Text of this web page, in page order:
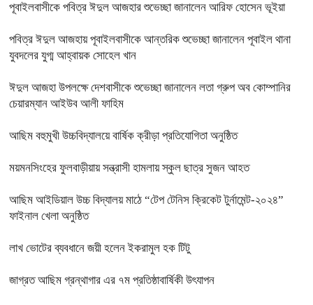
পূবাইলবাসীকে পবিত্র ঈদুল আজহার শুভেচ্ছা জানালেন আরিফ হোসেন ভূইয়া
পবিত্র ঈদুল আজহায় পূবাইলবাসীকে আন্তরিক শুভেচ্ছা জানালেন পূবাইল থানা
যুবদলের যুগ্ম আহ্বায়ক সোহেল খান
ঈদুল আজহা উপলক্ষে দেশবাসীকে শুভেচ্ছা জানালেন লতা গ্রুপ অব কোম্পানির
চেয়ারম্যান আইউব আলী ফাহিম
আছিম বহুমুখী উচ্চবিদ্যালয়ে বার্ষিক ক্রীড়া প্রতিযোগিতা অনুষ্ঠিত
ময়মনসিংহের ফুলবাড়ীয়ায় সন্ত্রাসী হামলায় স্কুল ছাত্র সুজন আহত
আছিম আইডিয়াল উচ্চ বিদ্যালয় মাঠে “টেপ টেনিস ক্রিকেট টুর্নামেন্ট-২০২৪”
ফাইনাল খেলা অনুষ্ঠিত
লাখ ভোটের ব্যবধানে জয়ী হলেন ইকরামুল হক টিটু
জাগ্রত আছিম গ্রন্থাগার এর ৭ম প্রতিষ্ঠাবার্ষিকী উৎযাপন